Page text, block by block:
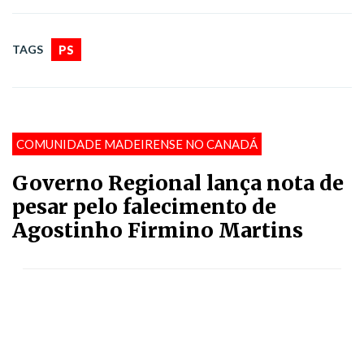
TAGS PS
COMUNIDADE MADEIRENSE NO CANADÁ
Governo Regional lança nota de
pesar pelo falecimento de
Agostinho Firmino Martins